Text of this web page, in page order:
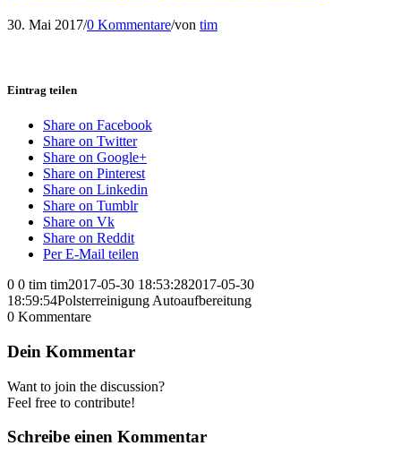
30. Mai 2017/0 Kommentare/von tim
Eintrag teilen
Share on Facebook
Share on Twitter
Share on Google+
Share on Pinterest
Share on Linkedin
Share on Tumblr
Share on Vk
Share on Reddit
Per E-Mail teilen
0 0 tim tim2017-05-30 18:53:282017-05-30
18:59:54Polsterreinigung Autoaufbereitung
0 Kommentare
Dein Kommentar
Want to join the discussion?
Feel free to contribute!
Schreibe einen Kommentar